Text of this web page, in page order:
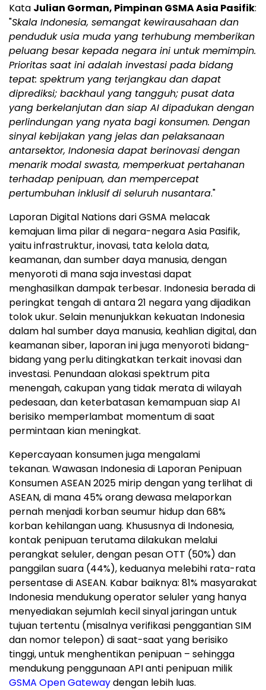
Kata Julian Gorman, Pimpinan GSMA Asia Pasifik:
"Skala Indonesia, semangat kewirausahaan dan
penduduk usia muda yang terhubung memberikan
peluang besar kepada negara ini untuk memimpin.
Prioritas saat ini adalah investasi pada bidang
tepat: spektrum yang terjangkau dan dapat
diprediksi; backhaul yang tangguh; pusat data
yang berkelanjutan dan siap AI dipadukan dengan
perlindungan yang nyata bagi konsumen. Dengan
sinyal kebijakan yang jelas dan pelaksanaan
antarsektor, Indonesia dapat berinovasi dengan
menarik modal swasta, memperkuat pertahanan
terhadap penipuan, dan mempercepat
pertumbuhan inklusif di seluruh nusantara."
Laporan Digital Nations dari GSMA melacak
kemajuan lima pilar di negara-negara Asia Pasifik,
yaitu infrastruktur, inovasi, tata kelola data,
keamanan, dan sumber daya manusia, dengan
menyoroti di mana saja investasi dapat
menghasilkan dampak terbesar. Indonesia berada di
peringkat tengah di antara 21 negara yang dijadikan
tolok ukur. Selain menunjukkan kekuatan Indonesia
dalam hal sumber daya manusia, keahlian digital, dan
keamanan siber, laporan ini juga menyoroti bidang-
bidang yang perlu ditingkatkan terkait inovasi dan
investasi. Penundaan alokasi spektrum pita
menengah, cakupan yang tidak merata di wilayah
pedesaan, dan keterbatasan kemampuan siap AI
berisiko memperlambat momentum di saat
permintaan kian meningkat.
Kepercayaan konsumen juga mengalami
tekanan. Wawasan Indonesia di Laporan Penipuan
Konsumen ASEAN 2025 mirip dengan yang terlihat di
ASEAN, di mana 45% orang dewasa melaporkan
pernah menjadi korban seumur hidup dan 68%
korban kehilangan uang. Khususnya di Indonesia,
kontak penipuan terutama dilakukan melalui
perangkat seluler, dengan pesan OTT (50%) dan
panggilan suara (44%), keduanya melebihi rata-rata
persentase di ASEAN. Kabar baiknya: 81% masyarakat
Indonesia mendukung operator seluler yang hanya
menyediakan sejumlah kecil sinyal jaringan untuk
tujuan tertentu (misalnya verifikasi penggantian SIM
dan nomor telepon) di saat-saat yang berisiko
tinggi, untuk menghentikan penipuan – sehingga
mendukung penggunaan API anti penipuan milik
GSMA Open Gatewaydengan lebih luas.